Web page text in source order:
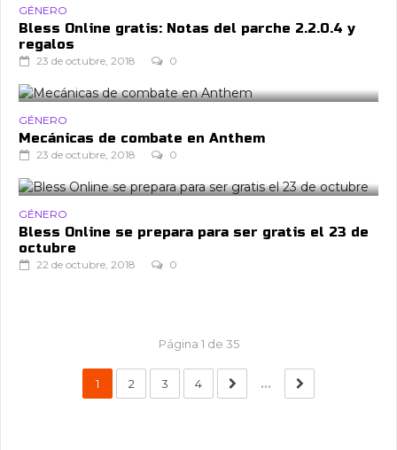
GÉNERO
Bless Online gratis: Notas del parche 2.2.0.4 y
regalos
23 de octubre, 2018 0
GÉNERO
Mecánicas de combate en Anthem
23 de octubre, 2018 0
GÉNERO
Bless Online se prepara para ser gratis el 23 de
octubre
22 de octubre, 2018 0
Página 1 de 35
1 2 3 4 ...